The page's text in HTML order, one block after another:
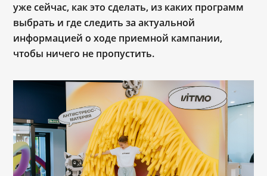
уже сейчас, как это сделать, из каких программ
выбрать и где следить за актуальной
информацией о ходе приемной кампании,
чтобы ничего не пропустить.